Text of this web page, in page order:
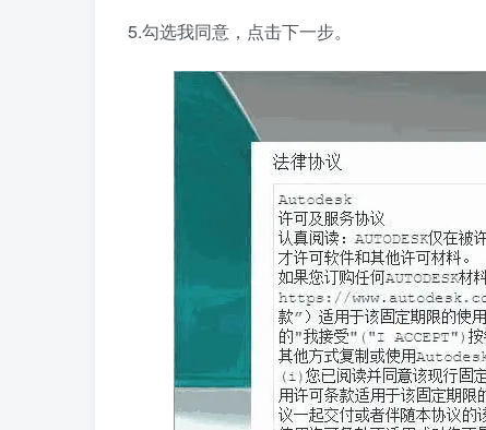
5.勾选我同意，点击下一步。